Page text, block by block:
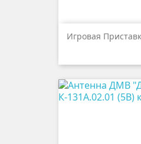
Игровая